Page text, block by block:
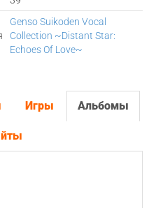
Genso Suikoden Vocal
Collection ~Distant Star:
Echoes Of Love~
Игры Альбомы